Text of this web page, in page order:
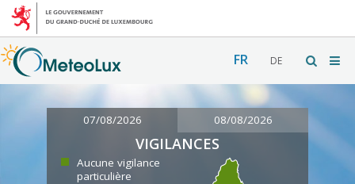
FR DE
07/08/2026 08/08/2026
VIGILANCES
Aucune vigilance
particulière